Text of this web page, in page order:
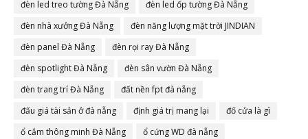
đèn led treo tường Đà Nẵng
đèn led ốp tường Đà Nẵng
đèn nhà xưởng Đà Nẵng
đèn năng lượng mặt trời JINDIAN
đèn panel Đà Nẵng
đèn rọi ray Đà Nẵng
đèn spotlight Đà Nẵng
đèn sân vườn Đà Nẵng
đèn trang trí Đà Nẵng
đất nền fpt đà nẵng
đấu giá tài sản ở đà nẵng
định giá trị mang lại
đố cửa là gì
ổ cắm thông minh Đà Nẵng
ổ cứng WD đà nẵng